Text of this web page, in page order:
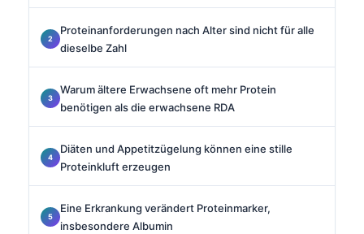
Proteinanforderungen nach Alter sind nicht für alle
dieselbe Zahl
Warum ältere Erwachsene oft mehr Protein
benötigen als die erwachsene RDA
Diäten und Appetitzügelung können eine stille
Proteinkluft erzeugen
Eine Erkrankung verändert Proteinmarker,
insbesondere Albumin